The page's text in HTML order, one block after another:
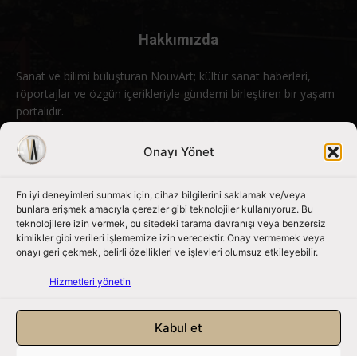
Onayı Yönet
En iyi deneyimleri sunmak için, cihaz bilgilerini saklamak ve/veya
bunlara erişmek amacıyla çerezler gibi teknolojiler kullanıyoruz. Bu
teknolojilere izin vermek, bu sitedeki tarama davranışı veya benzersiz
kimlikler gibi verileri işlememize izin verecektir. Onay vermemek veya
onayı geri çekmek, belirli özellikleri ve işlevleri olumsuz etkileyebilir.
Hizmetleri yönetin
Kabul et
Hakkımızda
Sanat ve bilimi buluşturan NouvArt; kültür sanat haberleri,
röportajlar ve özgün içerikleriyle gündemi birleştiren bir yaşam
portalıdır.
Bizimle iletişime geçin: info@nouvart.net
Bizi Takip Edin